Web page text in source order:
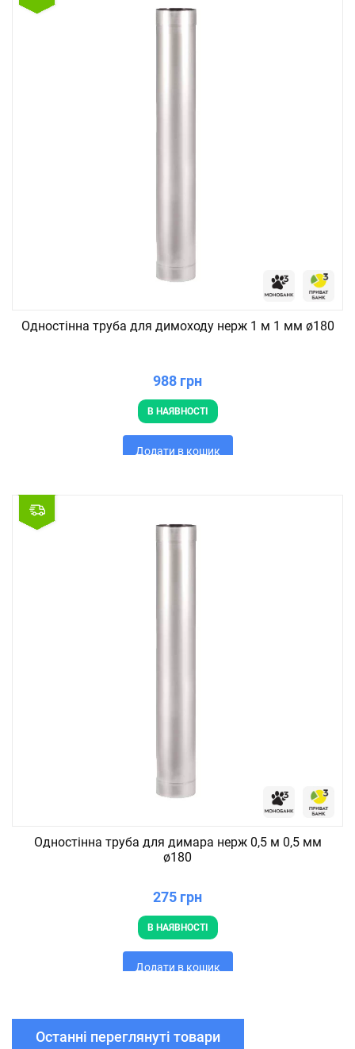
Одностінна труба для димоходу нерж 1 м 1 мм ø180
988 грн
В НАЯВНОСТІ
Додати в кошик
Одностінна труба для димара нерж 0,5 м 0,5 мм
ø180
275 грн
В НАЯВНОСТІ
Додати в кошик
Останні переглянуті товари